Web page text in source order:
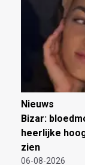
Nieuws
Bizar:
heerlijke
zien
06-08-2026